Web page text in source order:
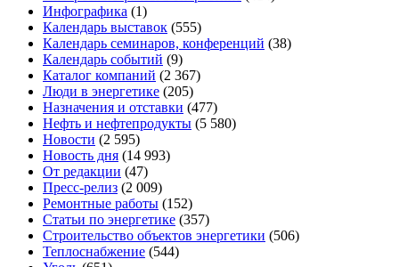
Инфографика (1)
Календарь выставок (555)
Календарь семинаров, конференций (38)
Календарь событий (9)
Каталог компаний (2 367)
Люди в энергетике (205)
Назначения и отставки (477)
Нефть и нефтепродукты (5 580)
Новости (2 595)
Новость дня (14 993)
От редакции (47)
Пресс-релиз (2 009)
Ремонтные работы (152)
Статьи по энергетике (357)
Строительство объектов энергетики (506)
Теплоснабжение (544)